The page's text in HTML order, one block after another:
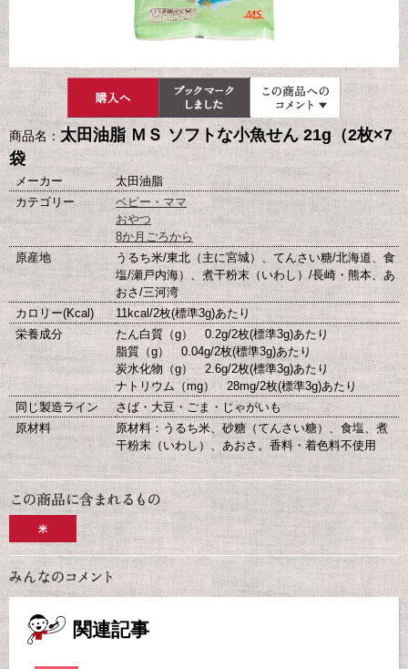
商品名：太田油脂 ＭＳ ソフトな小魚せん 21g（2枚×7
袋
メーカー
太田油脂
カテゴリー
ベビー・ママ
おやつ
8か月ごろから
原産地
うるち米/東北（主に宮城）、てんさい糖/北海道、食
塩/瀬戸内海）、煮干粉末（いわし）/長崎・熊本、あ
おさ/三河湾
カロリー(Kcal)
11kcal/2枚(標準3g)あたり
栄養成分
たん白質（g） 0.2g/2枚(標準3g)あたり
脂質（g） 0.04g/2枚(標準3g)あたり
炭水化物（g） 2.6g/2枚(標準3g)あたり
ナトリウム（mg） 28mg/2枚(標準3g)あたり
同じ製造ライン
さば・大豆・ごま・じゃがいも
原材料
原材料：うるち米、砂糖（てんさい糖）、食塩、煮
干粉末（いわし）、あおさ。香料・着色料不使用
米
関連記事